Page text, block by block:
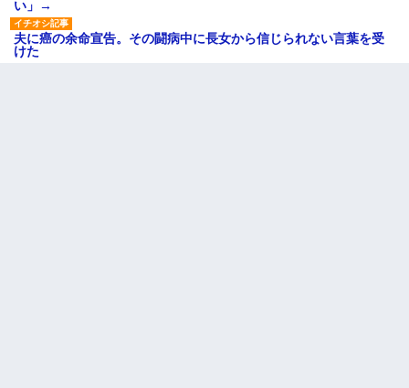
い」→
夫に癌の余命宣告。その闘病中に長女から信じられない言葉を受
けた